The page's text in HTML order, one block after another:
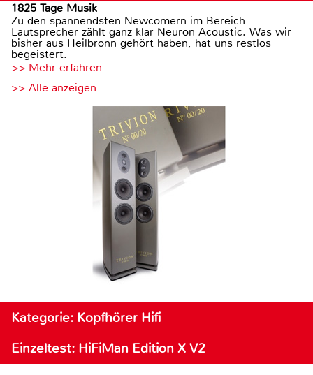
1825 Tage Musik
Zu den spannendsten Newcomern im Bereich
Lautsprecher zählt ganz klar Neuron Acoustic. Was wir
bisher aus Heilbronn gehört haben, hat uns restlos
begeistert.
>> Mehr erfahren
>> Alle anzeigen
Kategorie: Kopfhörer Hifi
Einzeltest: HiFiMan Edition X V2